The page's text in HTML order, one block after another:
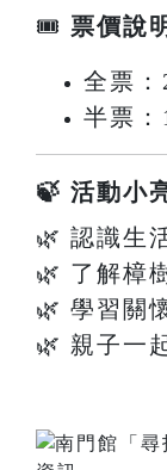
🎟 票價說
全票：
半票：
🍃 活動小
🌿 認識生
🌿 了解樟
🌿 學習關
🌿 親子一